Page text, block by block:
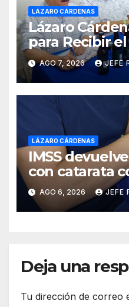
LÁZARO CÁRDENAS
Lázaro
para Recibir
Internacional
Costa de
AGO 7, 2026 JEFE
LÁZARO CÁRDENAS
IMSS
con catarata
23 años de
AGO 6, 2026 JEFE
Deja una
Tu dirección de correo